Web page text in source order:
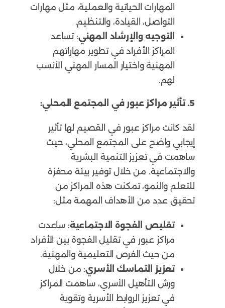
المهارات الحياتية والعملية، مثل مهارات
التواصل، القيادة، والتنظيم.
التوجيه والإرشاد المهني: تساعد
المراكز الأفراد في تطوير مهاراتهم
المهنية واختيار المسار المهني الأنسب
لهم.
5. تأثير مراكز عبور في المجتمع المحلي:
لقد كانت مراكز عبور في القصيم لها تأثير
إيجابي واضح على المجتمع المحلي، حيث
ساهمت في تعزيز التنمية البشرية
والاجتماعية. من خلال توفير بيئة محفزة
للتعلم والنمو، تمكنت هذه المراكز من
تحقيق عدد من الأهداف المهمة مثل:
تقليص الفجوة الاجتماعية: ساعدت
مراكز عبور في تقليل الفجوة بين الأفراد
من حيث الفرص التعليمية والمهنية.
تعزيز التماسك الأسري: من خلال
ورش التأهيل الأسري، ساهمت المراكز
في تعزيز الروابط الأسرية وتقوية